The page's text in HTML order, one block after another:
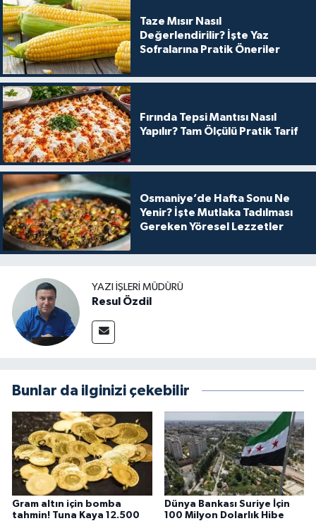
Taze Mısır Nasıl
Değerlendirilir? İşte Yaz
Sofralarına Pratik Öneriler
Fırında Tepsi Mantısı Nasıl
Yapılır? Tam Ölçülü Pratik Tarif
Osmaniye’de Hafta Sonu Ne
Yenir? İşte Mutlaka Tadılması
Gereken Yöresel Lezzetler
YAZI İŞLERI MÜDÜRÜ
Resul Özdil
Bunlar da ilginizi çekebilir
Gram altın için bomba
tahmin! Tuna Kaya 12.500
Dünya Bankası Suriye İçin
100 Milyon Dolarlık Hibe